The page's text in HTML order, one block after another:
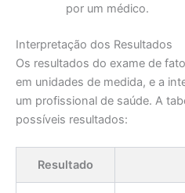
por um médico.
Interpretação dos Resultados
Os resultados do exame de
em unidades de medida, e a
um profissional de saúde. A
possíveis resultados:
Resultado